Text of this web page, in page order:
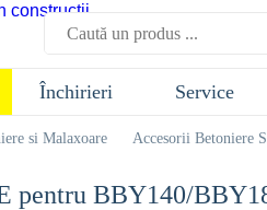
Închirieri Service
si Malaxoare Accesorii Betoniere
pentru BBY140/